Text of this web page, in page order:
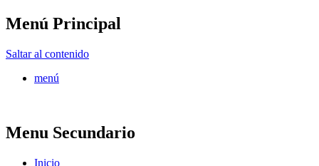
Menú Principal
Saltar al contenido
menú
Menu Secundario
Inicio